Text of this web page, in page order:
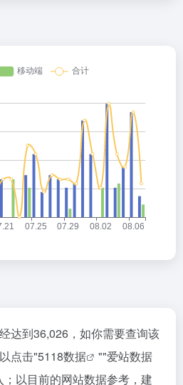
达到36,026，如你需要查询该
点击"5118数据 ""爱站数据
；以目前的网站数据参考，建